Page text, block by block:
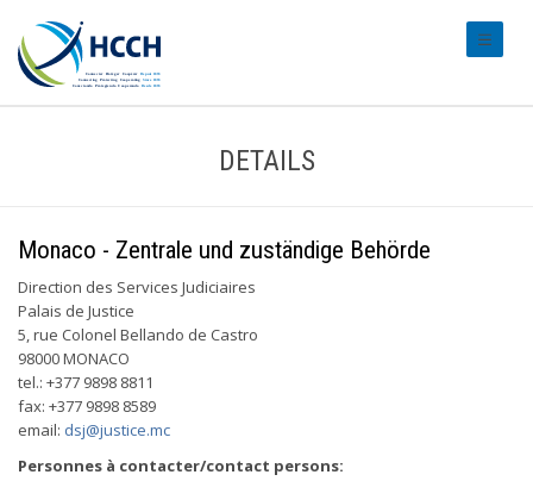
DETAILS
Monaco - Zentrale und zuständige Behörde
Direction des Services Judiciaires
Palais de Justice
5, rue Colonel Bellando de Castro
98000 MONACO
tel.: +377 9898 8811
fax: +377 9898 8589
email: dsj@justice.mc
Personnes à contacter/contact persons: